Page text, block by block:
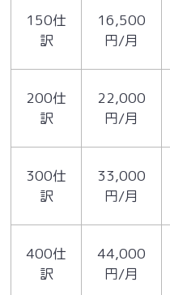
150仕
訳
16,500
円/月
200仕
訳
22,000
円/月
300仕
訳
33,000
円/月
400仕
訳
44,000
円/月